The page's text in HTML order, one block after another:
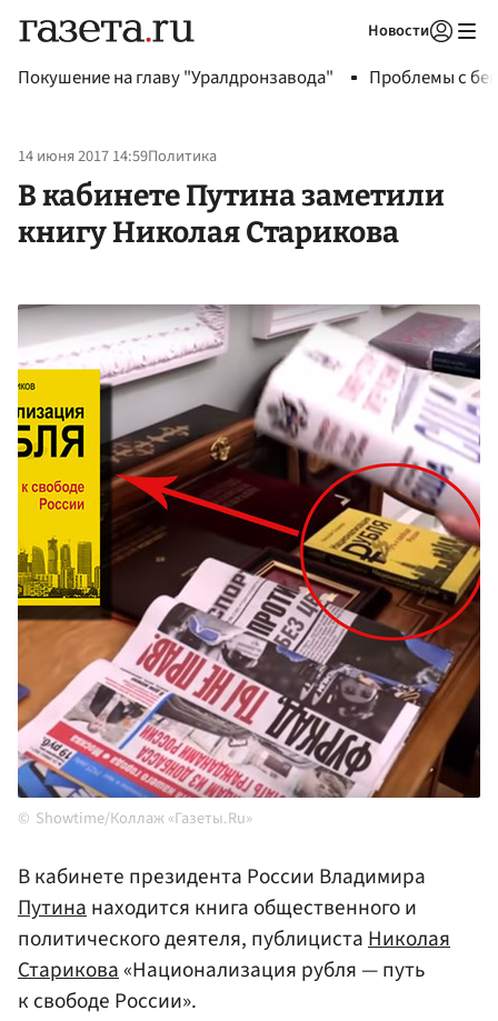
Новости
Покушение на главу "Уралдронзавода" Проблемы с
14 июня 2017 14:59Политика
В кабинете Путина заметили
книгу Николая Старикова
Showtime/Коллаж «Газеты.Ru»
В кабинете президента России Владимира
Путинанаходится книга общественного и
политического деятеля, публицистаНиколая
Старикова«Национализация рубля — путь
к свободе России».